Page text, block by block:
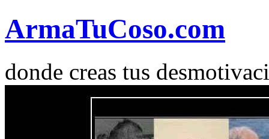
ArmaTuCoso.com
donde creas tus